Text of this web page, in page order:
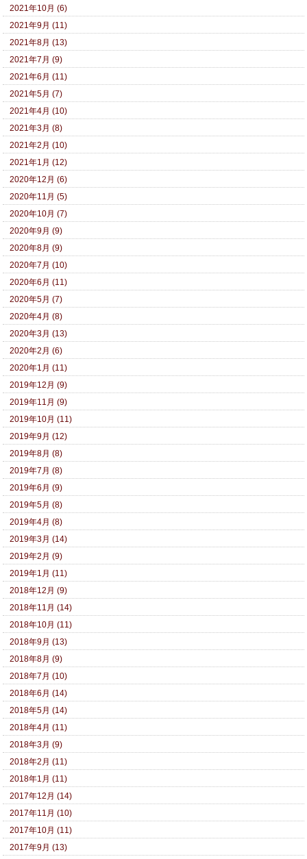
2021年10月 (6)
2021年9月 (11)
2021年8月 (13)
2021年7月 (9)
2021年6月 (11)
2021年5月 (7)
2021年4月 (10)
2021年3月 (8)
2021年2月 (10)
2021年1月 (12)
2020年12月 (6)
2020年11月 (5)
2020年10月 (7)
2020年9月 (9)
2020年8月 (9)
2020年7月 (10)
2020年6月 (11)
2020年5月 (7)
2020年4月 (8)
2020年3月 (13)
2020年2月 (6)
2020年1月 (11)
2019年12月 (9)
2019年11月 (9)
2019年10月 (11)
2019年9月 (12)
2019年8月 (8)
2019年7月 (8)
2019年6月 (9)
2019年5月 (8)
2019年4月 (8)
2019年3月 (14)
2019年2月 (9)
2019年1月 (11)
2018年12月 (9)
2018年11月 (14)
2018年10月 (11)
2018年9月 (13)
2018年8月 (9)
2018年7月 (10)
2018年6月 (14)
2018年5月 (14)
2018年4月 (11)
2018年3月 (9)
2018年2月 (11)
2018年1月 (11)
2017年12月 (14)
2017年11月 (10)
2017年10月 (11)
2017年9月 (13)